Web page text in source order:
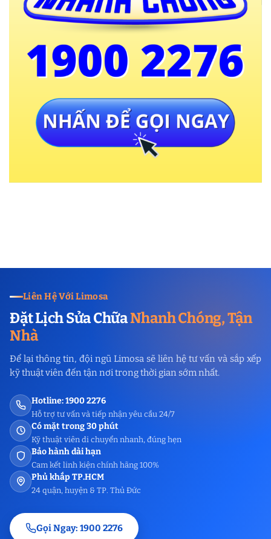
Liên Hệ Với Limosa
Đặt Lịch Sửa ChữaNhanh Chóng, Tận
Nhà
Để lại thông tin, đội ngũ Limosa sẽ liên hệ tư vấn và sắp xếp
kỹ thuật viên đến tận nơi trong thời gian sớm nhất.
Hotline: 1900 2276
Hỗ trợ tư vấn và tiếp nhận yêu cầu 24/7
Có mặt trong 30 phút
Kỹ thuật viên di chuyển nhanh, đúng hẹn
Bảo hành dài hạn
Cam kết linh kiện chính hãng 100%
Phủ khắp TP.HCM
24 quận, huyện & TP. Thủ Đức
Gọi Ngay: 1900 2276